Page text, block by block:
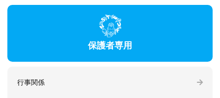
保護者専用
行事関係